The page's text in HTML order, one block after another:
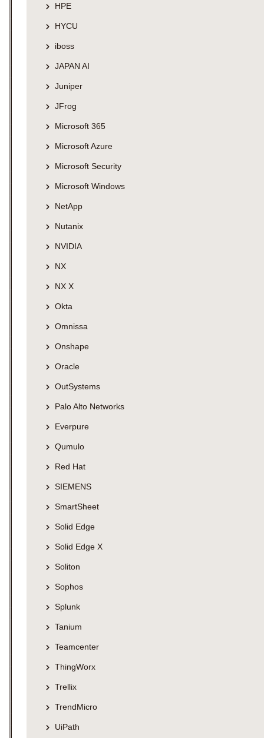
HPE
HYCU
iboss
JAPAN AI
Juniper
JFrog
Microsoft 365
Microsoft Azure
Microsoft Security
Microsoft Windows
NetApp
Nutanix
NVIDIA
NX
NX X
Okta
Omnissa
Onshape
Oracle
OutSystems
Palo Alto Networks
Everpure
Qumulo
Red Hat
SIEMENS
SmartSheet
Solid Edge
Solid Edge X
Soliton
Sophos
Splunk
Tanium
Teamcenter
ThingWorx
Trellix
TrendMicro
UiPath